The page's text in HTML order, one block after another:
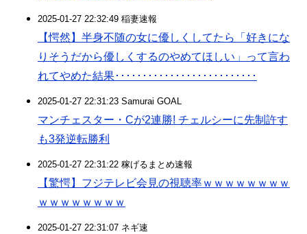
2025-01-27 22:32:49 稲妻速報
【愕然】半身不随の女に優しくしてたら「好きにな
りそうだから優しくするのやめてほしい」って言わ
れてやめた結果･･････････････････････････
2025-01-27 22:31:23 Samurai GOAL
マンチェスター・Cが2連勝! チェルシーに先制許す
も3発逆転勝利
2025-01-27 22:31:22 稼げるまとめ速報
【驚愕】フジテレビ会見の視聴率ｗｗｗｗｗｗｗｗ
ｗｗｗｗｗｗｗｗ
2025-01-27 22:31:07 ネギ速